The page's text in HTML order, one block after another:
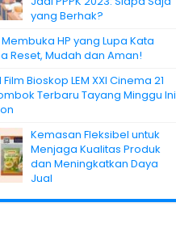
yang Berhak?
HP yang Lupa Kata
Reset, Mudah dan Aman!
Bioskop LEM XXI Cinema 21
Terbaru Tayang Minggu Ini
Kemasan Fleksibel untuk
Menjaga Kualitas Produk
dan Meningkatkan Daya
Jual